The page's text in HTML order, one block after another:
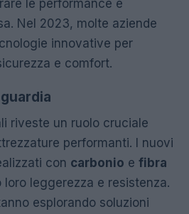
le performance e
Nel 2023, molte aziende
innovative per
e comfort.
riveste un ruolo cruciale
performanti. I nuovi
con carbonio e fibra
loro leggerezza e resistenza.
esplorando soluzioni